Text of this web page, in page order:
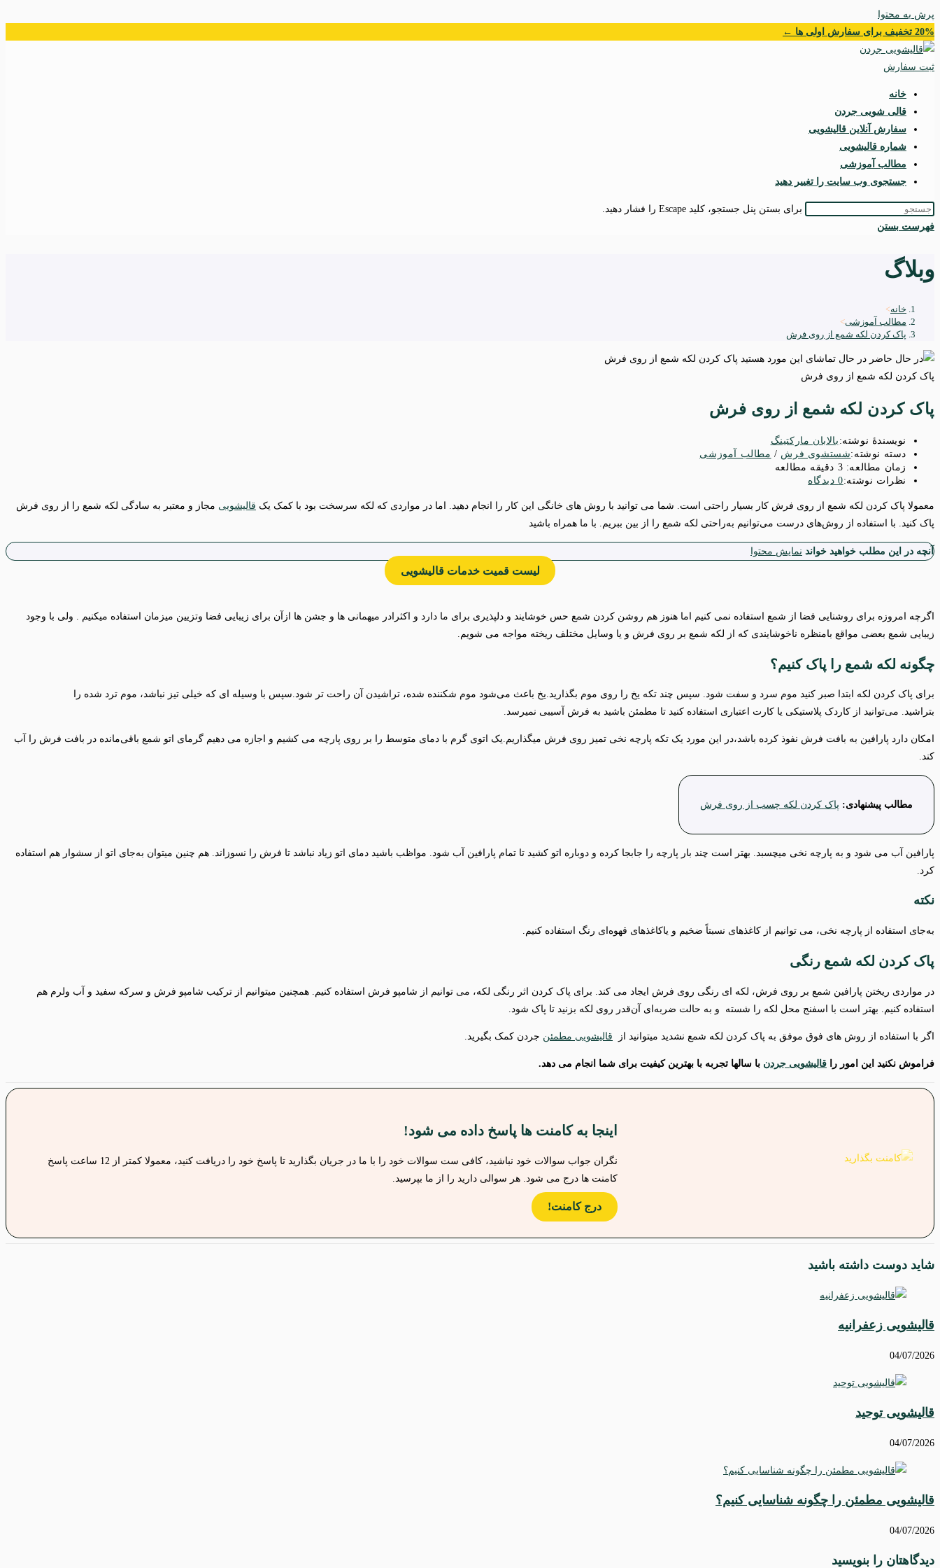
پرش به محتوا
20% تخفیف برای سفارش اولی ها ←
ثبت سفارش
خانه
قالی شویی جردن
سفارش آنلاین قالیشویی
شماره قالیشویی
مطالب آموزشی
جستجوی وب سایت را تغییر دهید
برای بستن پنل جستجو، کلید Escape را فشار دهید.
فهرست بستن
وبلاگ
خانه>
مطالب آموزشی>
پاک کردن لکه شمع از روی فرش
پاک کردن لکه شمع از روی فرش
پاک کردن لکه شمع از روی فرش
نویسندهٔ نوشته: بالابان مارکتینگ
دسته‌ نوشته:شستشوی فرش / مطالب آموزشی
زمان مطالعه: 3 دقیقه مطالعه
نظرات نوشته:0 دیدگاه
معمولا پاک کردن لکه شمع از روی فرش کار بسیار راحتی است. شما می توانید با روش های خانگی این کار را انجام دهید. اما در مواردی که لکه سرسخت بود با کمک یک قالیشویی مجاز و معتبر به سادگی لکه شمع را از روی فرش
پاک کنید. با استفاده از روش‌های درست می‌توانیم به‌راحتی لکه شمع را از بین ببریم. با ما همراه باشید
آنچه در این مطلب خواهید خواند نمایش محتوا
لیست قمیت خدمات قالیشویی
اگرچه امروزه برای روشنایی فضا از شمع استفاده نمی کنیم اما هنوز هم روشن کردن شمع حس خوشایند و دلپذیری برای ما دارد و اکثرادر میهمانی ها و جشن ها ازآن برای زیبایی فضا وتزیین میزمان استفاده میکنیم . ولی با وجود
زیبایی شمع بعضی مواقع بامنظره ناخوشایندی که از لکه شمع بر روی فرش و یا وسایل مختلف ریخته مواجه می شویم.
چگونه لکه شمع را پاک کنیم؟
برای پاک کردن لکه ابتدا صبر کنید موم سرد و سفت شود. سپس چند تکه یخ را روی موم بگذارید.یخ باعث می‌شود موم شکننده شده، تراشیدن آن راحت تر شود.سپس با وسیله ای که خیلی تیز نباشد، موم ترد شده را
بتراشید. می‌توانید از کاردک پلاستیکی یا کارت اعتباری استفاده کنید تا مطمئن باشید به فرش آسیبی نمیرسد.
امکان دارد پارافین به بافت فرش نفوذ کرده باشد،در این مورد یک تکه پارچه نخی تمیز روی فرش میگذاریم.یک اتوی گرم با دمای متوسط را بر روی پارچه می کشیم و اجازه می دهیم گرمای اتو شمع باقی‌مانده در بافت فرش را آب
کند.
مطالب پیشنهادی: پاک کردن لکه چسب از روی فرش
پارافین آب می شود و به پارچه نخی می­چسبد. بهتر است چند بار پارچه را جابجا کرده و دوباره اتو کشید تا تمام پارافین آب شود. مواظب باشید دمای اتو زیاد نباشد تا فرش را نسوزاند. هم چنین میتوان به‌جای اتو از سشوار هم استفاده
کرد.
نکته
به‌جای استفاده از پارچه نخی، می توانیم از کاغذهای نسبتاً ضخیم و یاکاغذهای قهوه‌ای رنگ استفاده کنیم.
پاک کردن لکه شمع رنگی
در مواردی ریختن پارافین شمع بر روی فرش، لکه‌ ای رنگی روی فرش ایجاد می کند. برای پاک کردن اثر رنگی لکه، می توانیم از شامپو فرش استفاده کنیم. همچنین میتوانیم از ترکیب شامپو فرش و سرکه سفید و آب ولرم هم
استفاده کنیم. بهتر است با اسفنج محل لکه را شسته و به حالت ضربه‌ای آن‌قدر روی لکه بزنید تا پاک شود.
اگر با استفاده از روش های فوق موفق به پاک کردن لکه شمع نشدید میتوانید از قالیشویی مطمئن جردن کمک بگیرید.
فراموش نکنید این امور را قالیشویی جردن با سالها تجربه با بهترین کیفیت برای شما انجام می دهد.
اینجا به کامنت ها پاسخ داده می شود!
نگران جواب سوالات خود نباشید، کافی ست سوالات خود را با ما در جریان بگذارید تا پاسخ خود را دریافت کنید، معمولا کمتر از 12 ساعت پاسخ
کامنت ها درج می شود. هر سوالی دارید را از ما بپرسید.
درج کامنت!
شاید دوست داشته باشید
قالیشویی زعفرانیه
04/07/2026
قالیشویی توحید
04/07/2026
قالیشویی مطمئن را چگونه شناسایی کنیم؟
04/07/2026
دیدگاهتان را بنویسید